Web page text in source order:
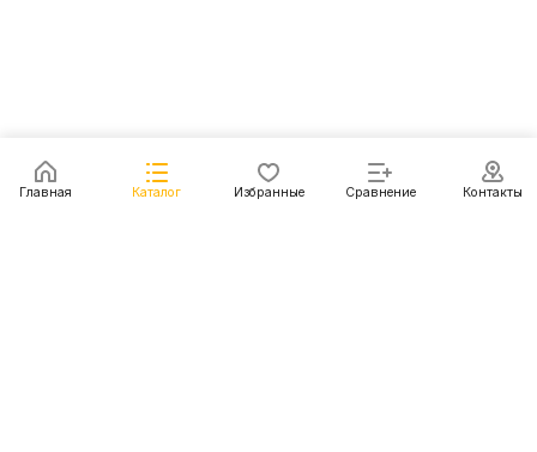
Главная Каталог Избранные Сравнение Контакты